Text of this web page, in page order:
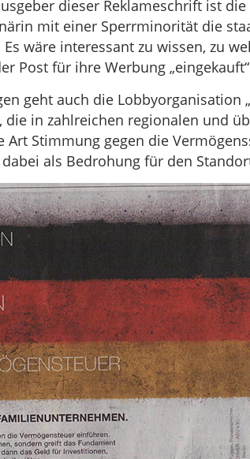
dieser Reklameschrift ist die
mit einer Sperrminorität die
wäre interessant zu wissen, zu
Post für ihre Werbung
geht auch die Lobbyorganisation
die in zahlreichen regionalen und
Stimmung gegen die
als Bedrohung für den